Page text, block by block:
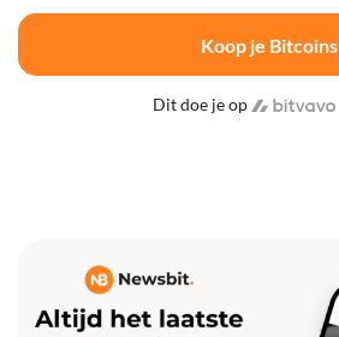
Koop je Bitcoins
Dit doe je op